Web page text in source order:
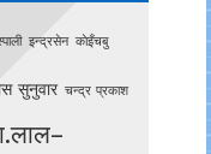
इन्द्रसेन काेइँचबु
सुनुवार चन्द्र प्रकाश